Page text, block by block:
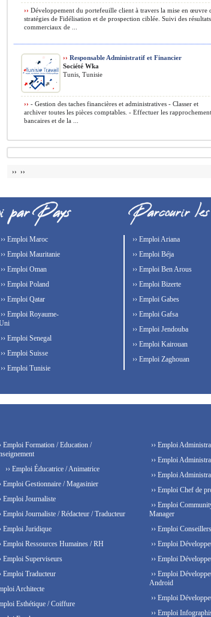
›› Développement du portefeuille client à travers la mise en œuvre
stratégies de Fidélisation et de prospection ciblée. Suivi des résultats
commerciaux de ...
›› Responsable Administratif et Financier
Société Wka
Tunis, Tunisie
›› - Gestion des taches financières et administratives - Classer et
archiver toutes les pièces comptables. - Effectuer les
bancaires et de la ...
›› ››
›› Emploi Maroc
›› Emploi Mauritanie
›› Emploi Oman
›› Emploi Poland
›› Emploi Qatar
›› Emploi Royaume-
›› Emploi Senegal
›› Emploi Suisse
›› Emploi Tunisie
›› Emploi Ariana
›› Emploi Béja
›› Emploi Ben Arous
›› Emploi Bizerte
›› Emploi Gabes
›› Emploi Gafsa
›› Emploi Jendouba
›› Emploi Kairouan
›› Emploi Zaghouan
Emploi Formation / Education /
›› Emploi Éducatrice / Animatrice
Emploi Gestionnaire / Magasinier
Emploi Journaliste
Emploi Journaliste / Rédacteur / Traducteur
Emploi Juridique
Emploi Ressources Humaines / RH
Emploi Superviseurs
Emploi Traducteur
Architecte
Esthétique / Coiffure
›› Emploi
›› Emploi
›› Emploi
›› Emploi Chef de
›› Emploi
Manager
›› Emploi
›› Emploi
›› Emploi
›› Emploi
Android
›› Emploi
›› Emploi